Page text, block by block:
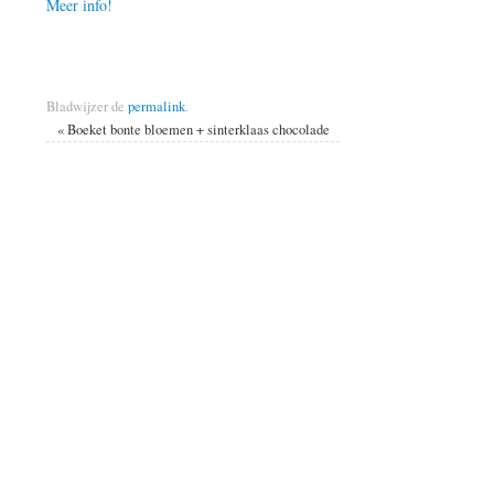
Meer info!
Bladwijzer de permalink.
«Boeket bonte bloemen + sinterklaas chocolade